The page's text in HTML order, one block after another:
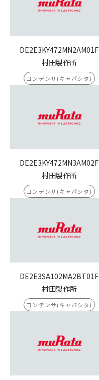
DE2E3KY472MN2AM01F
村田製作所
コンデンサ(キャパシタ)
DE2E3KY472MN3AM02F
村田製作所
コンデンサ(キャパシタ)
DE2E3SA102MA2BT01F
村田製作所
コンデンサ(キャパシタ)